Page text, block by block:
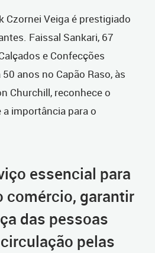
Czornei Veiga é prestigiado
Faissal Sankari, 67
e Confecções
anos no Capão Raso, às
Churchill, reconhece o
importância para o
essencial para
comércio, garantir
das pessoas
pelas